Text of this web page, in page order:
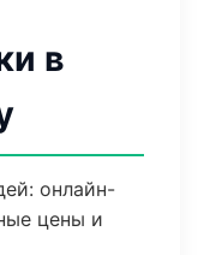
в
онлайн-
цены и